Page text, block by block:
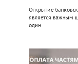
Открытие
является важным
один